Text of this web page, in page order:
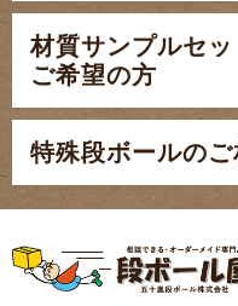
材質サンプルセッ
ご希望の方
特殊段ボールのご